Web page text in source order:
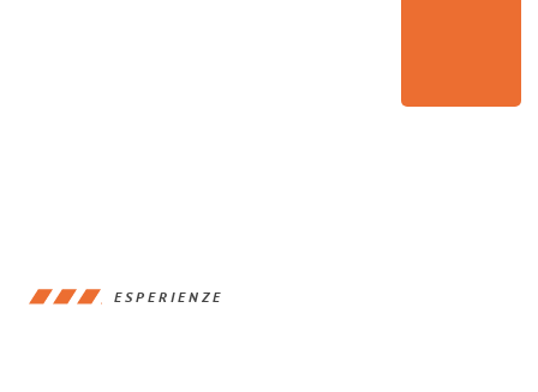
ESPERIENZE